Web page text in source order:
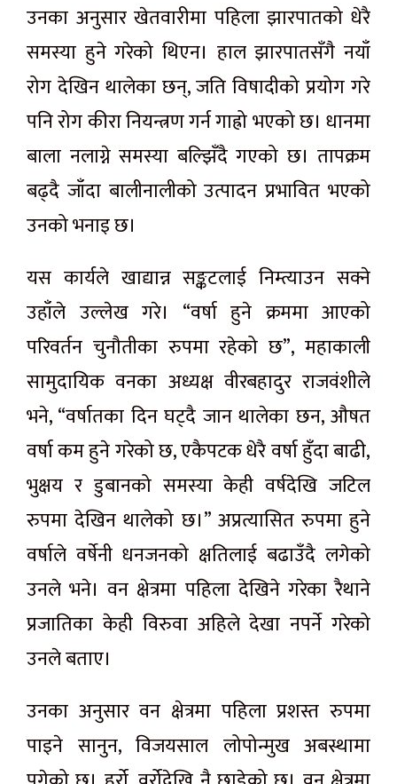
उनका अनुसार खेतवारीमा पहिला झारपातको धेरै
समस्या हुने गरेको थिएन। हाल झारपातसँगै नयाँ
रोग देखिन थालेका छन्, जति विषादीको प्रयोग गरे
पनि रोग कीरा नियन्त्रण गर्न गाह्रो भएको छ। धानमा
बाला नलाग्ने समस्या बल्झिँदै गएको छ। तापक्रम
बढ्दै जाँदा बालीनालीको उत्पादन प्रभावित भएको
उनको भनाइ छ।
यस कार्यले खाद्यान्न सङ्कटलाई निम्त्याउन सक्ने
उहाँले उल्लेख गरे। “वर्षा हुने क्रममा आएको
परिवर्तन चुनौतीका रुपमा रहेको छ”, महाकाली
सामुदायिक वनका अध्यक्ष वीरबहादुर राजवंशीले
भने, “वर्षातका दिन घट्दै जान थालेका छन, औषत
वर्षा कम हुने गरेको छ, एकैपटक धेरै वर्षा हुँदा बाढी,
भुक्षय र डुबानको समस्या केही वर्षदेखि जटिल
रुपमा देखिन थालेको छ।” अप्रत्यासित रुपमा हुने
वर्षाले वर्षेनी धनजनको क्षतिलाई बढाउँदै लगेको
उनले भने। वन क्षेत्रमा पहिला देखिने गरेका रैथाने
प्रजातिका केही विरुवा अहिले देखा नपर्ने गरेको
उनले बताए।
उनका अनुसार वन क्षेत्रमा पहिला प्रशस्त रुपमा
पाइने सानुन, विजयसाल लोपोन्मुख अबस्थामा